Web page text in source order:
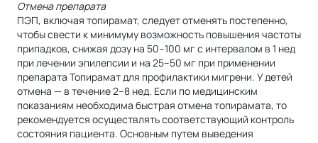
Отмена препарата
ПЭП, включая топирамат, следует отменять постепенно,
чтобы свести к минимуму возможность повышения частоты
припадков, снижая дозу на 50–100 мг с интервалом в 1 нед
при лечении эпилепсии и на 25–50 мг при применении
препарата Топирамат для профилактики мигрени. У детей
отмена — в течение 2–8 нед. Если по медицинским
показаниям необходима быстрая отмена топирамата, то
рекомендуется осуществлять соответствующий контроль
состояния пациента. Основным путем выведения